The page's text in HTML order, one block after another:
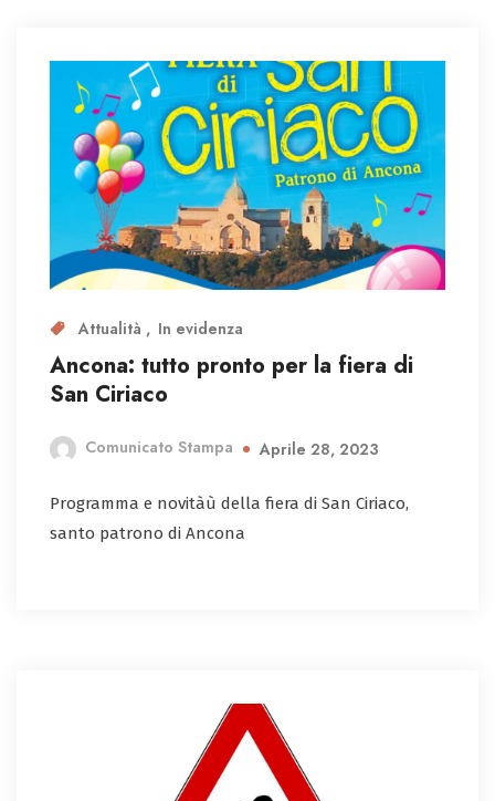
Attualità In evidenza
Ancona: tutto pronto per la fiera di
San Ciriaco
Comunicato Stampa Aprile 28, 2023
Programma e novitàù della fiera di San Ciriaco,
santo patrono di Ancona